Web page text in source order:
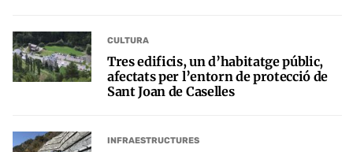
CULTURA
Tres edificis, un d’habitatge públic,
afectats per l’entorn de protecció de
Sant Joan de Caselles
INFRAESTRUCTURES